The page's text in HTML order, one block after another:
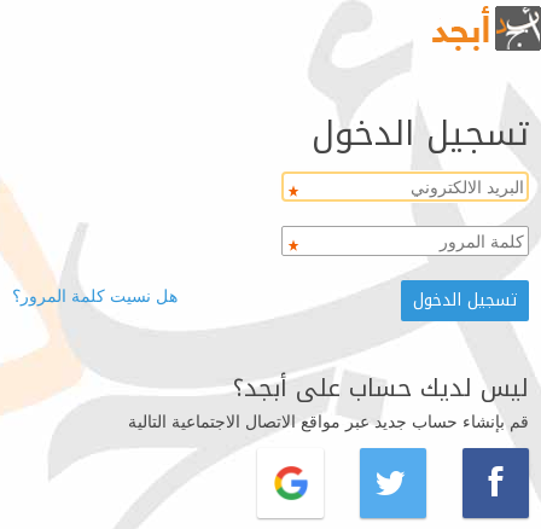
تسجيل الدخول
هل نسيت كلمة المرور؟
ليس لديك حساب على أبجد؟
قم بإنشاء حساب جديد عبر مواقع الاتصال الاجتماعية التالية